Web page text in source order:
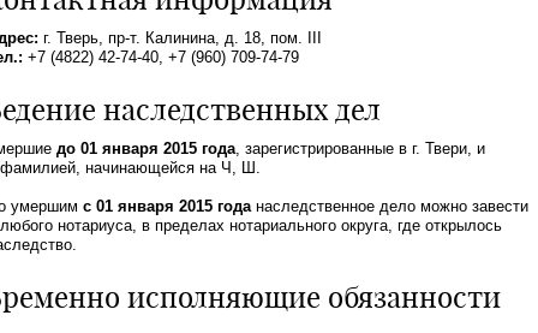
г. Тверь, пр-т. Калинина, д. 18, пом. III
+7 (4822) 42-74-40, +7 (960) 709-74-79
наследственных дел
до 01 января 2015 года, зарегистрированные в г. Твери, и
начинающейся на Ч, Ш.
умершим с 01 января 2015 годанаследственное дело можно завести
нотариуса, в пределах нотариального округа, где открылось
исполняющие обязанности